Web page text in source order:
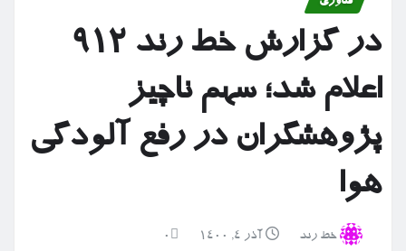
در گزارش خط رند ۹۱۲
اعلام شد؛ سهم ناچیز
پژوهشگران در رفع آلودگی
هوا
خط رند آذر ۴, ۱۴۰۰ 0